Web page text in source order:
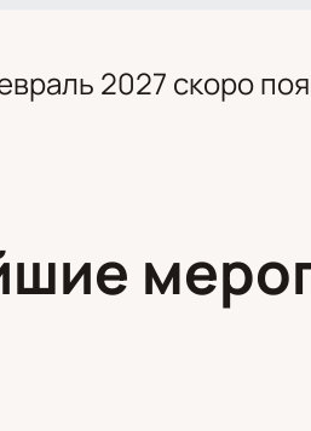
2027 скоро